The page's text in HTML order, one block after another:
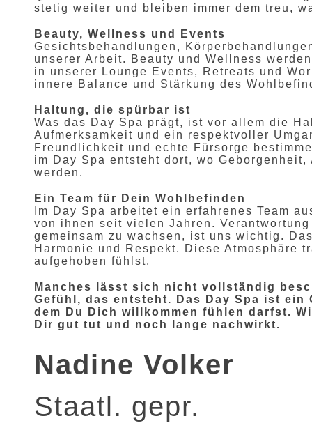
stetig weiter und bleiben immer dem treu,
Beauty, Wellness und Events
Gesichtsbehandlungen,
unserer Arbeit. Beauty und Wellness
in unserer Lounge Events, Retreats und
innere Balance und Stärkung des
Haltung, die spürbar ist
Was das Day Spa prägt, ist vor allem die
Aufmerksamkeit und ein respektvoller
Freundlichkeit und echte Fürsorge
im Day Spa entsteht dort, wo
werden.
Ein Team für Dein Wohlbefinden
Im Day Spa arbeitet ein erfahrenes Team
von ihnen seit vielen Jahren.
gemeinsam zu wachsen, ist uns wichtig.
Harmonie und Respekt. Diese Atmosphäre
aufgehoben fühlst.
Manches lässt sich nicht vollständig
Gefühl, das entsteht. Das Day Spa ist ein
dem Du Dich willkommen fühlen darfst.
Dir gut tut und noch lange nachwirkt.
Nadine Volker
Staatl. gepr.